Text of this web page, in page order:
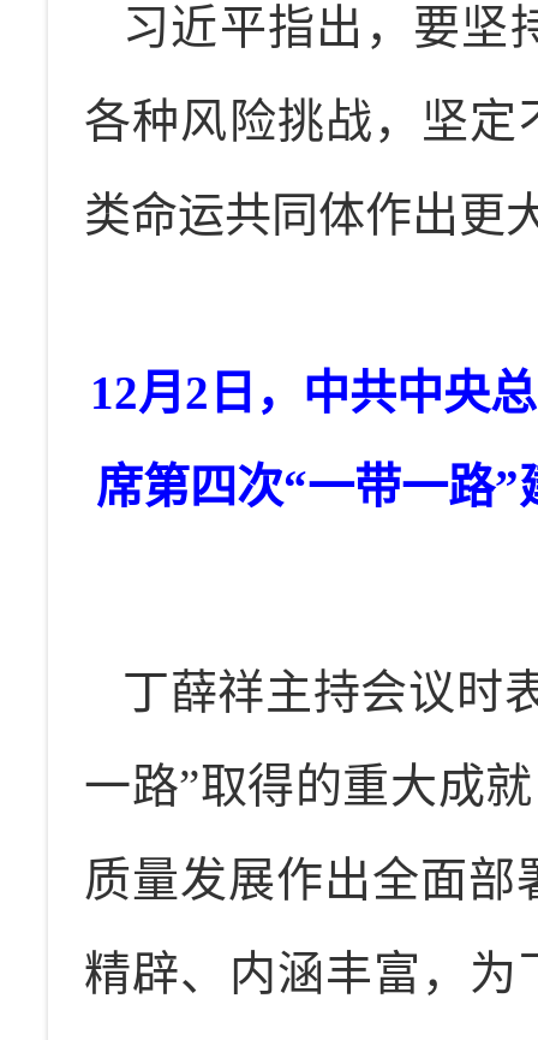
习近平指出，要坚
各种风险挑战，坚定
类命运共同体作出更
12月2日，中共中央
席第四次“一带一路
丁薛祥主持会议时
一路”取得的重大成
质量发展作出全面
精辟、内涵丰富，为